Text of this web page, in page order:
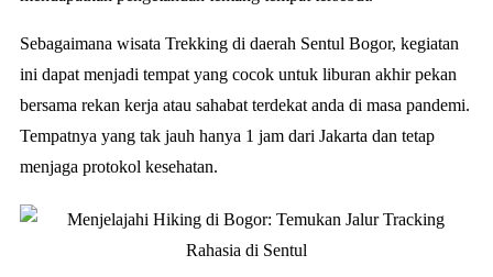
Sebagaimana wisata Trekking di daerah Sentul Bogor, kegiatan
ini dapat menjadi tempat yang cocok untuk liburan akhir pekan
bersama rekan kerja atau sahabat terdekat anda di masa pandemi.
Tempatnya yang tak jauh hanya 1 jam dari Jakarta dan tetap
menjaga protokol kesehatan.